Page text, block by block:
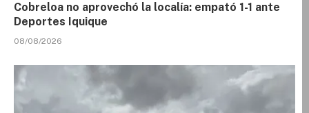
Cobreloa no aprovechó la localía: empató 1-1 ante
Deportes Iquique
08/08/2026